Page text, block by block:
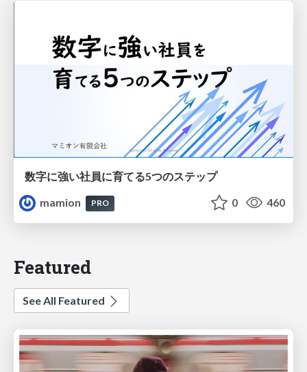
数字に強い社員に育てる5つのステップ
mamion
PRO 0 460
Featured
See All Featured